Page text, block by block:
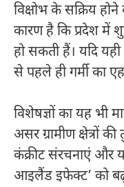
विक्षोभ के सक्रिय
कारण है कि प्रदेश में
हो सकती हैं। यदि यही
से पहले ही गर्मी का
विशेषज्ञों का यह भी
असर ग्रामीण क्षेत्रों
कंक्रीट संरचनाएं और
आइलैंड इफेक्ट’ को